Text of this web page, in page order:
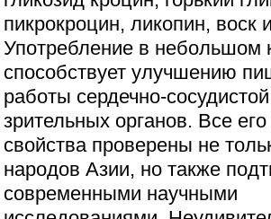
пикрокроцин, ликопин, воск
Употребление в небольшом
способствует улучшению
работы сердечно-
зрительных органов. Все
свойства проверены не
народов Азии, но также
современными научными